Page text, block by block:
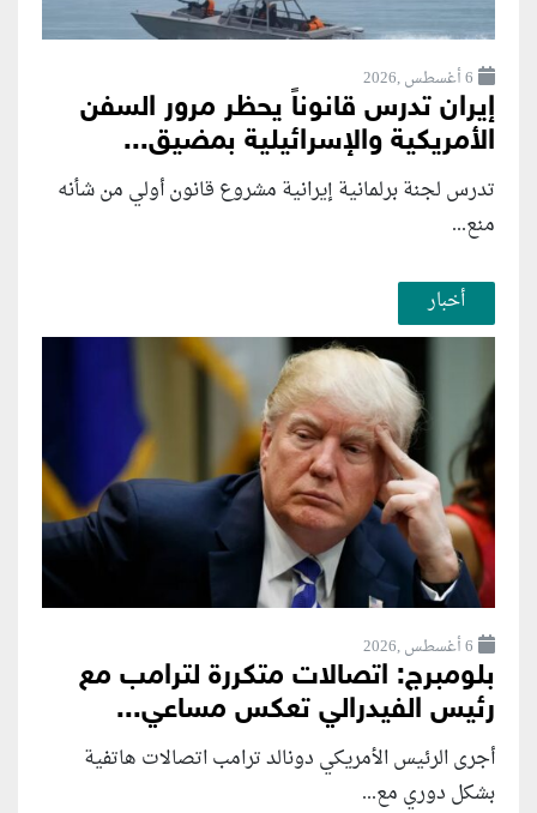
6 أغسطس ,2026
إيران تدرس قانوناً يحظر مرور السفن
الأمريكية والإسرائيلية بمضيق...
تدرس لجنة برلمانية إيرانية مشروع قانون ⁠أولي من شأنه
منع...
أخبار
6 أغسطس ,2026
بلومبرج: اتصالات متكررة لترامب مع
رئيس الفيدرالي تعكس مساعي...
أجرى الرئيس الأمريكي دونالد ترامب اتصالات هاتفية
بشكل دوري مع...